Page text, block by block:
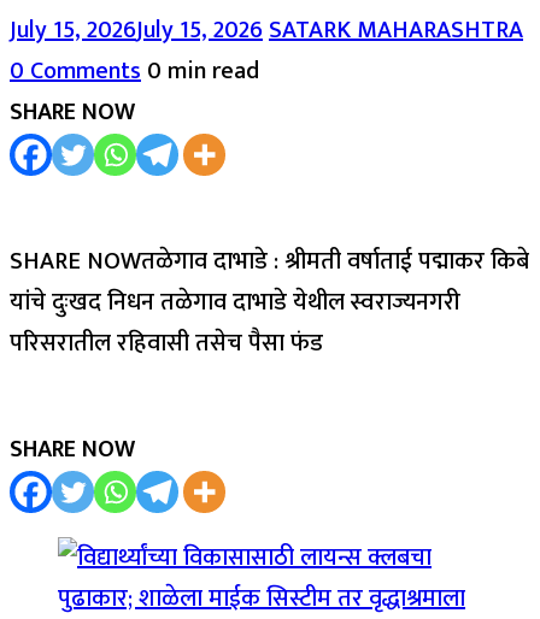
July 15, 2026July 15, 2026SATARK MAHARASHTRA
0 Comments0 min read
SHARE NOW
SHARE NOWतळेगाव दाभाडे : श्रीमती वर्षाताई पद्माकर किबे
यांचे दुःखद निधन तळेगाव दाभाडे येथील स्वराज्यनगरी
परिसरातील रहिवासी तसेच पैसा फंड
SHARE NOW